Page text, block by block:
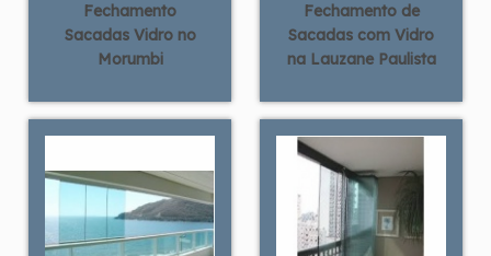
Fechamento
Sacadas Vidro no
Morumbi
Fechamento de
Sacadas com Vidro
na Lauzane Paulista